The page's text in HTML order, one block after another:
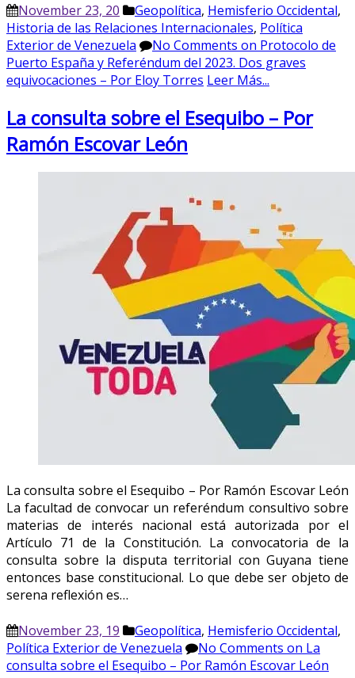
November 23, 20 Geopolítica, Hemisferio Occidental,
Historia de las Relaciones Internacionales, Política
Exterior de Venezuela
No Comments on Protocolo de
Puerto España y Referéndum del 2023. Dos graves
equivocaciones – Por Eloy Torres Leer Más...
La consulta sobre el Esequibo – Por
Ramón Escovar León
La consulta sobre el Esequibo – Por Ramón Escovar León
La facultad de convocar un referéndum consultivo sobre
materias de interés nacional está autorizada por el
Artículo 71 de la Constitución. La convocatoria de la
consulta sobre la disputa territorial con Guyana tiene
entonces base constitucional. Lo que debe ser objeto de
serena reflexión es…
November 23, 19 Geopolítica, Hemisferio Occidental,
Política Exterior de Venezuela
No Comments on La
consulta sobre el Esequibo – Por Ramón Escovar León